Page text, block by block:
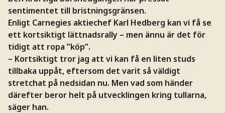
sentimentet till bristningsgränsen.
Enligt Carnegies aktiechef Karl Hedberg kan vi få se
ett kortsiktigt lättnadsrally – men ännu är det för
tidigt att ropa ”köp”.
– Kortsiktigt tror jag att vi kan få en liten studs
tillbaka uppåt, eftersom det varit så väldigt
stretchat på nedsidan nu. Men vad som händer
därefter beror helt på utvecklingen kring tullarna,
säger han.